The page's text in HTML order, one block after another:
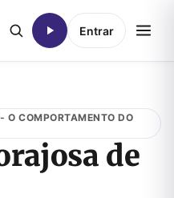
Entrar
COMPORTAMENTO DO
de